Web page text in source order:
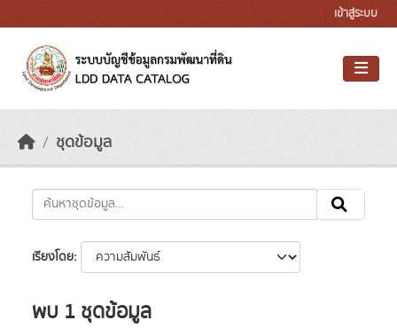
เข้าสู่ระบบ
ชุดข้อมูล
เรียงโดย
พบ 1 ชุดข้อมูล